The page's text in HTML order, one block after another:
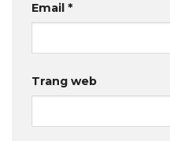
Email *
Trang web